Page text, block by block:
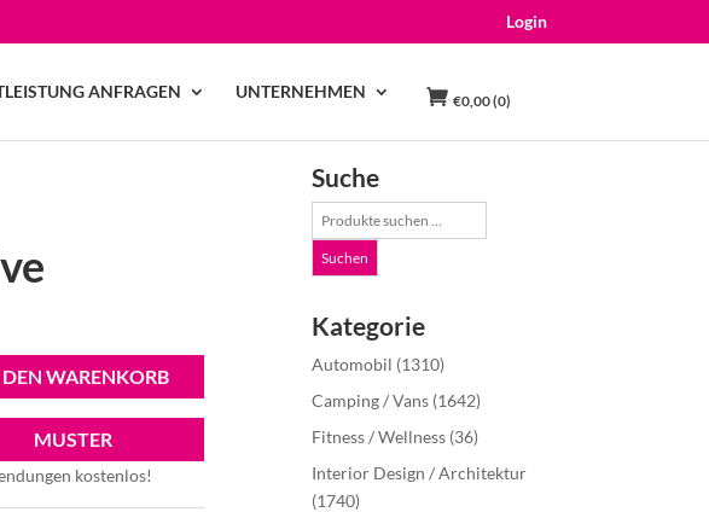
Login
ANFRAGEN UNTERNEHMEN €0,00(0)
WARENKORB
MUSTER
kostenlos!
Suche
Suche
nach:
Suchen
Kategorie
Automobil (1310)
Camping / Vans (1642)
Fitness / Wellness (36)
Interior Design / Architektur
(1740)